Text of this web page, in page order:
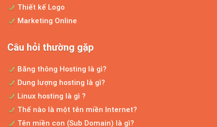
Thiết kế web bán hàng ô tô chuyên nghiệp
Hiện nay, với số lượng người đủ khả năng
Dịch vụ thiết kế web chuẩn seo
Hiện nay, sở hữu một web để bán hàng là
điều hết sức đơn...
Thiết kế Logo
Marketing Online
Câu hỏi thường gặp
Băng thông Hosting là gì?
Dung lượng hosting là gì?
Linux hosting là gì ?
Thế nào là một tên miền Internet?
Tên miền con (Sub Domain) là gì?